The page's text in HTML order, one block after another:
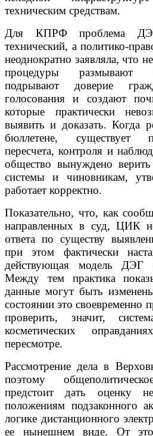
техническим средствам.
Для КПРФ проблема
технический, а политико-
неоднократно заявляла, что
процедуры размывают
подрывают доверие
голосования и создают
которые практически
выявить и доказать. Когда
бюллетене, существует
пересчета, контроля и
общество вынуждено
системы и чиновникам,
работает корректно.
Показательно, что, как
направленных в суд, ЦИК
ответа по существу
при этом фактически
действующая модель ДЭГ
Между тем практика
данные могут быть
состоянии это своевременно
проверить, значит,
косметических
пересмотре.
Рассмотрение дела в
поэтому
предстоит дать оценку
положениям подзаконного
логике дистанционного
ее нынешнем виде. От